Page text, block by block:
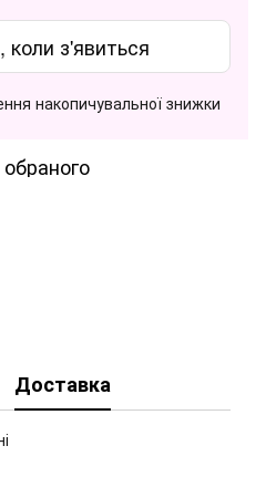
коли з'явиться
накопичувальної знижки
Доставка